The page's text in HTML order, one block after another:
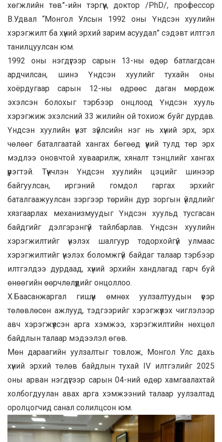
хөгжлийн төв”-ийн тэргүүн, доктор /PhD/, профессор
В.Удвал “Монгол Улсын 1992 оны Үндсэн хуулийн
хэрэгжилт ба хүний эрхий зарим асуудал” сэдэвт илтгэл
танилцуулсан юм.
1992 оны нэгдүгээр сарын 13-ны өдөр батлагдсан
ардчилсан, шинэ Үндсэн хуулийг тухайн оны
хоёрдугаар сарын 12-ны өдрөөс даган мөрдөж
эхэлсэн болохыг тэрбээр онцлоод Үндсэн хууль
хэрэгжиж эхэлсний 33 жилийн ой тохиож буйг дурдав.
Үндсэн хуулийн үнэт зүйлсийн нэг нь хүний эрх, эрх
чөлөөг баталгаатай хангах бөгөөд үүний тулд төр эрх
мэдлээ оновчтой хуваарилж, хяналт тэнцлийг хангах
үүрэгтэй. Түүнчлэн Үндсэн хуулийн цэцийг шинээр
байгуулсан, иргэний гомдол гаргах эрхийг
баталгаажуулсан зэргээр төрийн дур зоргын үйлдлийг
хязгаарлах механизмуудыг Үндсэн хуульд тусгасан
байдгийг дэлгэрэнгүй тайлбарлав. Үндсэн хуулийн
хэрэгжилтийг үнэлэх шалгуур тодорхойгүй улмаас
хэрэгжилтийг үнэлэх боломжгүй байдаг талаар тэрбээр
илтгэлдээ дурдаад, хүний эрхийн хандлагад гарч буй
өнөөгийн өөрчлөлүүдийг онцоллоо.
Х.Баасанжаргал гишүүн өмнөх уулзалтуудын үеэр
төлөвлөсөн ажлууд, тэдгээрийг хэрэгжүүлэх чиглэлээр
авч хэрэгжүүлсэн арга хэмжээ, хэрэгжилтийн нөхцөл
байдлын талаар мэдээлэл өгөв.
Мөн дараагийн уулзалтыг товлож, Монгол Улс дахь
хүний эрхий төлөв байдлын тухай IV илтгэлийг 2025
оны арван нэгдүгээр сарын 04-ний өдөр хамгаалахтай
холбогдуулан авах арга хэмжээний талаар уулзалтад
оролцогчид санал солилцсон юм.